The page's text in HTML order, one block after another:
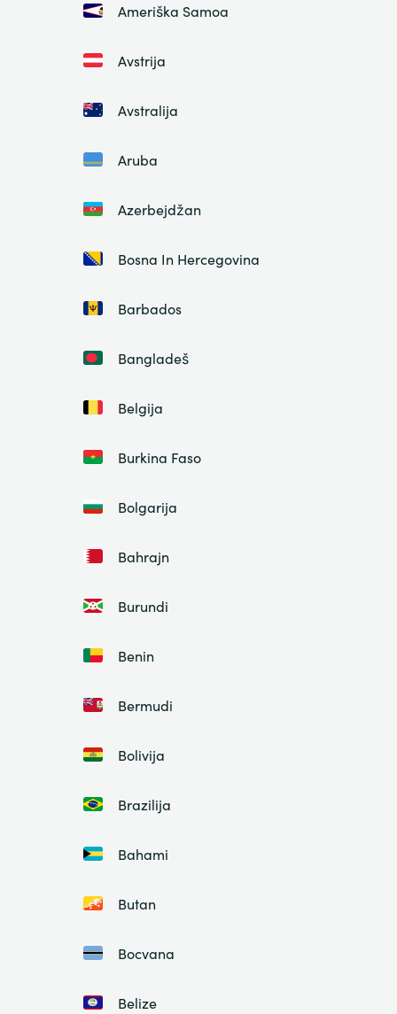
Ameriška Samoa
Avstrija
Avstralija
Aruba
Azerbejdžan
Bosna In Hercegovina
Barbados
Bangladeš
Belgija
Burkina Faso
Bolgarija
Bahrajn
Burundi
Benin
Bermudi
Bolivija
Brazilija
Bahami
Butan
Bocvana
Belize